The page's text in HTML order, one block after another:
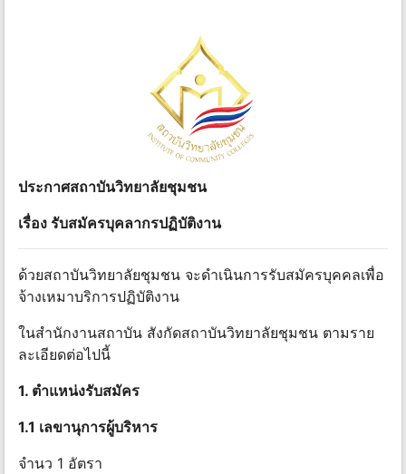
ประกาศสถาบันวิทยาลัยชุมชน
เรื่อง รับสมัครบุคลากรปฏิบัติงาน
ด้วยสถาบันวิทยาลัยชุมชน จะดําเนินการรับสมัครบุคคลเพื่อ
จ้างเหมาบริการปฏิบัติงาน
ในสํานักงานสถาบัน สังกัดสถาบันวิทยาลัยชุมชน ตามราย
ละเอียดต่อไปนี้
1. ตําแหน่งรับสมัคร
1.1 เลขานุการผู้บริหาร
จำนว 1 อัตรา